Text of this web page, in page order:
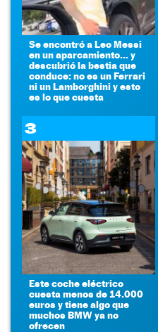
Se encontró a Leo Messi
en un aparcamiento... y
descubrió la bestia que
conduce: no es un Ferrari
ni un Lamborghini y esto
es lo que cuesta
3
Este coche eléctrico
cuesta menos de 14.000
euros y tiene algo que
muchos BMW ya no
ofrecen